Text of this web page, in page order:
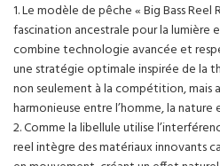
1. Le modèle de pêche « Big Bass
fascination ancestrale pour la lumière
combine technologie avancée et
une stratégie optimale inspirée de la
non seulement à la compétition, mais
harmonieuse entre l’homme, la nature
2. Comme la libellule utilise
reel intègre des matériaux innovants